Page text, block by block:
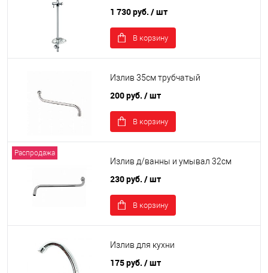
1 730 руб. / шт
В корзину
Излив 35см трубчатый
200 руб. / шт
В корзину
Распродажа
Излив д/ванны и умывал 32см
230 руб. / шт
В корзину
Излив для кухни
175 руб. / шт